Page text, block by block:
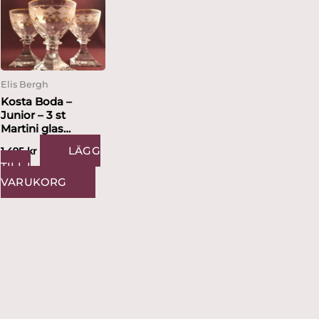
Elis Bergh
Kosta Boda –
Junior – 3 st
Martini glas
1,495kr
LÄGG
TILL I
VARUKORG